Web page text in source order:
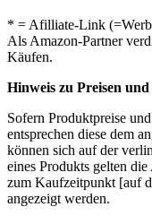
* = Afilliate-Link
Als Amazon-Partner
Käufen.
Hinweis zu Preisen
Sofern Produktpreise
entsprechen diese dem
können sich auf der
eines Produkts gelten
zum Kaufzeitpunkt [auf
angezeigt werden.